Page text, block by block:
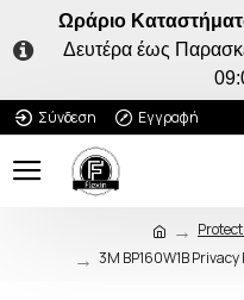
Ωράριο
Δευτέρα έως
Σύνδεση
Εγγραφή
3M BP160W1B